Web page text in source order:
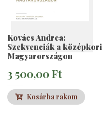
Kovács Andrea:
Szekvenciák a középkori
Magyarországon
3 500,00Ft
Kosárba rakom